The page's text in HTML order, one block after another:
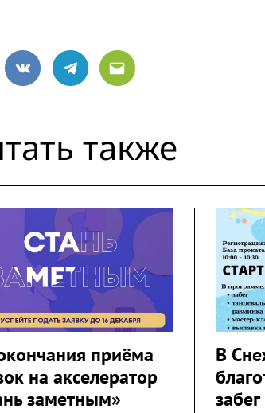
VK Telegram
Email
также
приёма
на акселератор
заметным»
В